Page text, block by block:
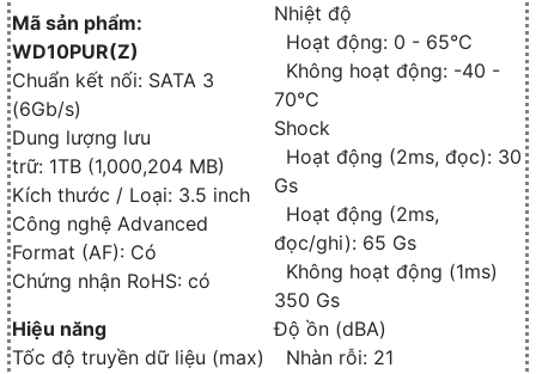
Mã sản phẩm:
WD10PUR(Z)
Chuẩn kết nối: SATA 3
(6Gb/s)
Dung lượng lưu
trữ: 1TB (1,000,204 MB)
Kích thước / Loại: 3.5 inch
Công nghệ Advanced
Format (AF): Có
Chứng nhận RoHS: có
Hiệu năng
Tốc độ truyền dữ liệu (max)
Nhiệt độ
Hoạt động: 0 - 65°C
Không hoạt động: -40 -
70°C
Shock
Hoạt động (2ms, đọc): 30
Gs
Hoạt động (2ms,
đọc/ghi): 65 Gs
Không hoạt động (1ms)
350 Gs
Độ ồn (dBA)
Nhàn rỗi: 21